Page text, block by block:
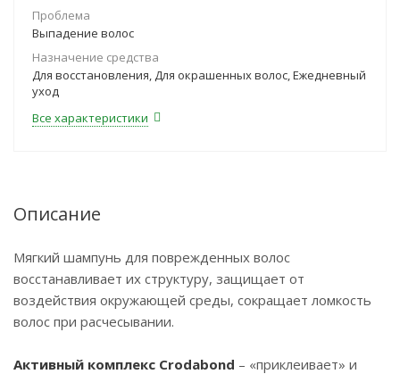
Проблема
Выпадение волос
Назначение средства
Для восстановления, Для окрашенных волос, Ежедневный
уход
Все характеристики
Описание
Мягкий шампунь для поврежденных волос
восстанавливает их структуру, защищает от
воздействия окружающей среды, сокращает ломкость
волос при расчесывании.
Активный комплекс Crodabond – «приклеивает» и